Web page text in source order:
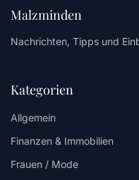
Malzminden
Nachrichten, Tipps und
Kategorien
Allgemein
Finanzen & Immobilien
Frauen / Mode